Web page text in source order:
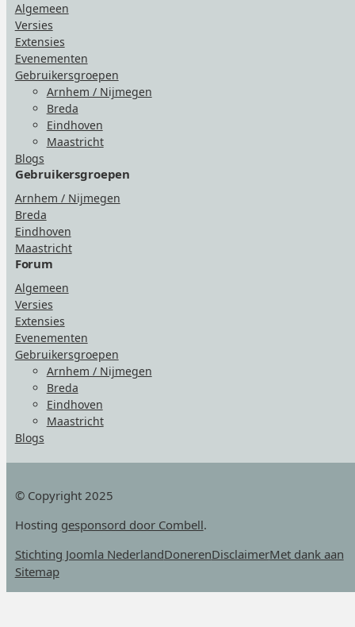
Algemeen
Versies
Extensies
Evenementen
Gebruikersgroepen
Arnhem / Nijmegen
Breda
Eindhoven
Maastricht
Blogs
Gebruikersgroepen
Arnhem / Nijmegen
Breda
Eindhoven
Maastricht
Forum
Algemeen
Versies
Extensies
Evenementen
Gebruikersgroepen
Arnhem / Nijmegen
Breda
Eindhoven
Maastricht
Blogs
© Copyright 2025
Hosting gesponsord door Combell.
Stichting Joomla NederlandDonerenDisclaimerMet dank aan
Sitemap